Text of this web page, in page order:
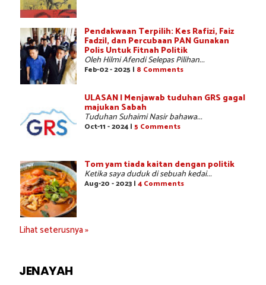
Pendakwaan Terpilih: Kes Rafizi, Faiz
Fadzil, dan Percubaan PAN Gunakan
Polis Untuk Fitnah Politik
Oleh Hilmi Afendi Selepas Pilihan...
Feb-02 - 2025 | 8 Comments
ULASAN | Menjawab tuduhan GRS gagal
majukan Sabah
Tuduhan Suhaimi Nasir bahawa...
Oct-11 - 2024 | 5 Comments
Tom yam tiada kaitan dengan politik
Ketika saya duduk di sebuah kedai...
Aug-20 - 2023 | 4 Comments
Lihat seterusnya »
JENAYAH